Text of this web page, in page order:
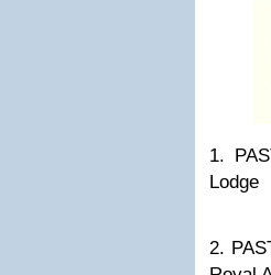
1.
Lodge
2.